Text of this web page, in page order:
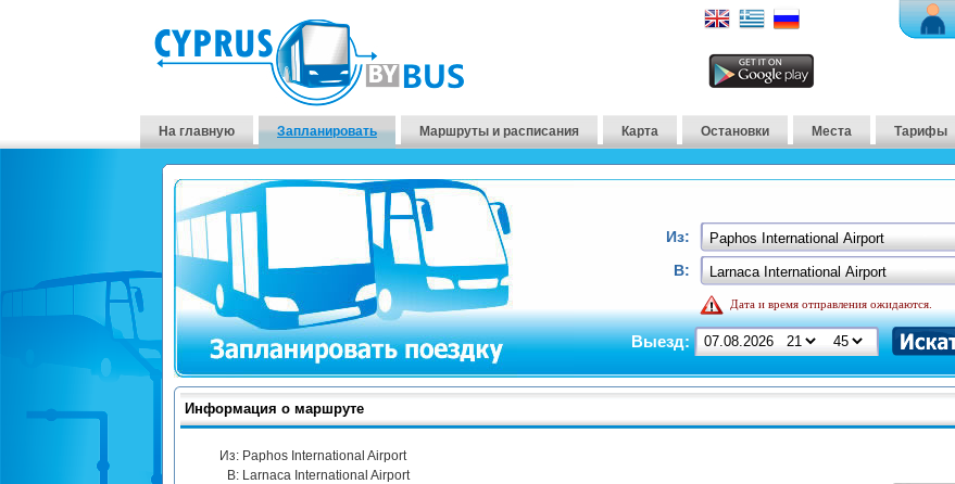
На главную Запланировать Маршруты и расписания Карта Остановки Места Тарифы
Из:
В:
Дата и время отправления ожидаются.
Выезд:
Информация о маршруте
Из: Paphos International Airport
В: Larnaca International Airport